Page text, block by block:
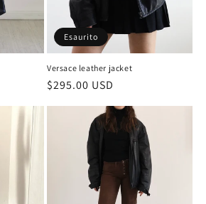
Esaurito
Versace leather jacket
Prezzo
di
$295.00 USD